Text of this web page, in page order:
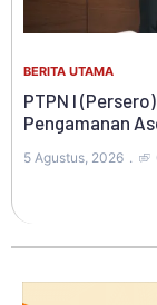
BERITA UTAMA
PTPN I
Pengamanan
5 Agustus, 2026